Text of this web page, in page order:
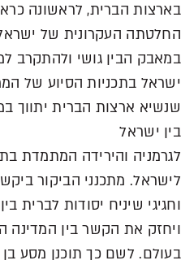
בארצות הברית, לראשונה
החלטתה העקרונית של
במאבק הבין גושי ולהתקרב
ישראל בתכניות הסיוע של
שנשיא ארצות הברית יתווך
בין ישראל
לגרמניה והירידה המתמדת
לישראל. מתכנני הביקור
וחגיגי שיניח יסודות לברית
ויחזק את הקשר בין המדינה
בעולם. לשם כך תוכנן מסע